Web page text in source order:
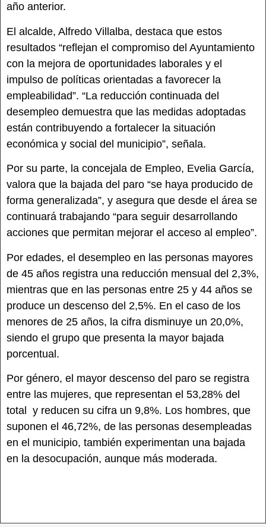
año anterior.
El alcalde, Alfredo Villalba, destaca que estos
resultados “reflejan el compromiso del Ayuntamiento
con la mejora de oportunidades laborales y el
impulso de políticas orientadas a favorecer la
empleabilidad”. “La reducción continuada del
desempleo demuestra que las medidas adoptadas
están contribuyendo a fortalecer la situación
económica y social del municipio”, señala.
Por su parte, la concejala de Empleo, Evelia García,
valora que la bajada del paro “se haya producido de
forma generalizada”, y asegura que desde el área se
continuará trabajando “para seguir desarrollando
acciones que permitan mejorar el acceso al empleo”.
Por edades, el desempleo en las personas mayores
de 45 años registra una reducción mensual del 2,3%,
mientras que en las personas entre 25 y 44 años se
produce un descenso del 2,5%. En el caso de los
menores de 25 años, la cifra disminuye un 20,0%,
siendo el grupo que presenta la mayor bajada
porcentual.
Por género, el mayor descenso del paro se registra
entre las mujeres, que representan el 53,28% del
total y reducen su cifra un 9,8%. Los hombres, que
suponen el 46,72%, de las personas desempleadas
en el municipio, también experimentan una bajada
en la desocupación, aunque más moderada.